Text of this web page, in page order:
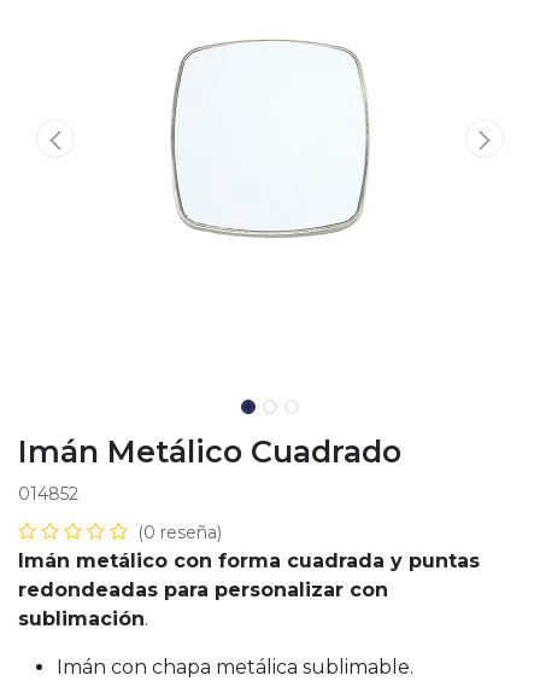
Imán Metálico Cuadrado
014852
(0 reseña)
Imán metálico con forma cuadrada y puntas
redondeadas para personalizar con
sublimación.
Imán con chapa metálica sublimable.